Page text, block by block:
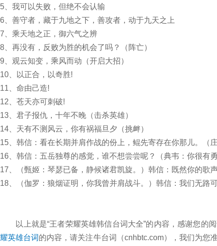
5、我可以失败，但绝不会认输
6、善守者，藏于九地之下，善攻者，动于九天之上
7、乘天地之正，御六气之辨
8、再没有，反败为胜的机会了吗？（阵亡）
9、观云知变，乘风而动（开启大招）
10、以正合，以奇胜!
11、命由己造!
12、苍天亦可刺破!
13、君子报仇，十年不晚（击杀英雄）
14、天有不测风云，你有祸福旦夕（挑衅）
15、韩信：看在长期并肩作战的份上，鲲先寄存在你那儿。（
16、韩信：五岳独尊的感觉，谁不想尝尝呢？（典韦：你很有
17、（甄姬：琴瑟已备，静候诸君凯旋。）韩信：既然你的歌
18、（伽罗：狼烟证明，你我曾并肩战斗。）韩信：我们无路
以上就是“王者荣耀英雄韩信台词大全”的内容，感谢您的
耀英雄台词的内容，请关注牛台词（cnhbtc.com），我们为您